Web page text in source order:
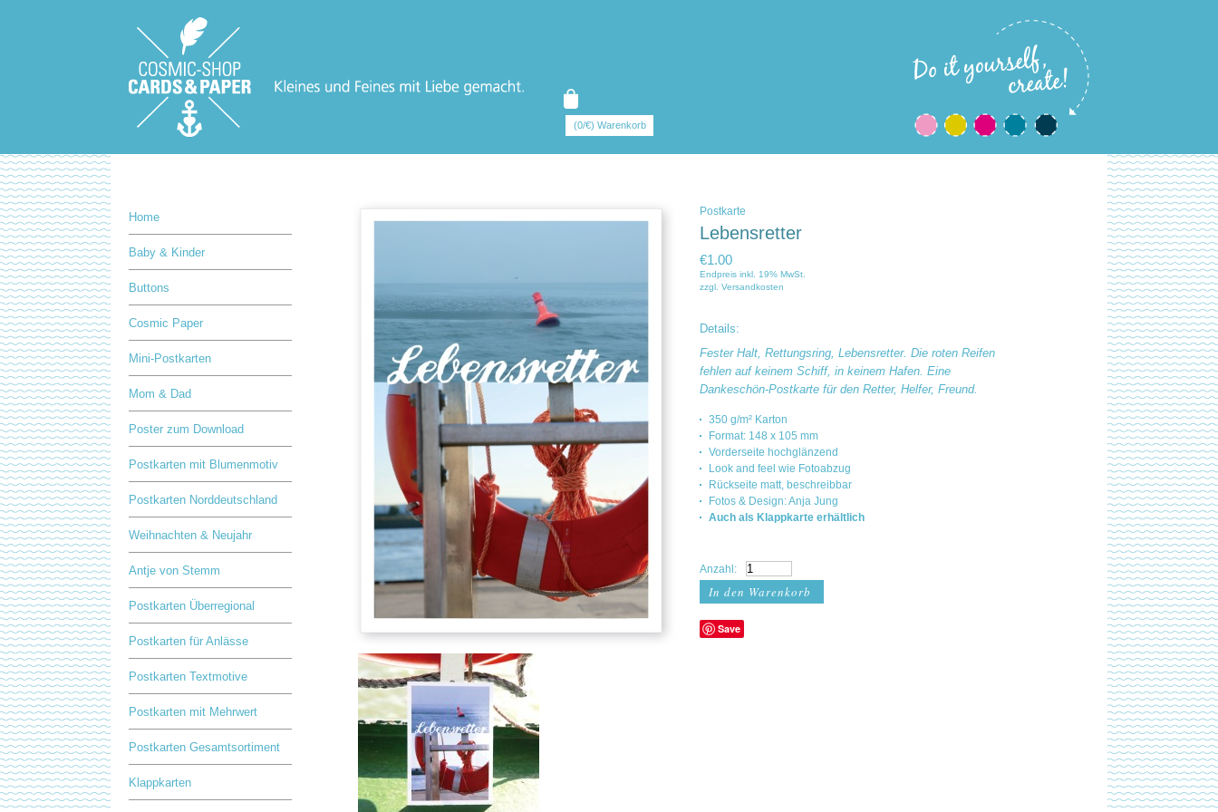
(0/€) Warenkorb
Home
Baby & Kinder
Buttons
Cosmic Paper
Mini-Postkarten
Mom & Dad
Poster zum Download
Postkarten mit Blumenmotiv
Postkarten Norddeutschland
Weihnachten & Neujahr
Antje von Stemm
Postkarten Überregional
Postkarten für Anlässe
Postkarten Textmotive
Postkarten mit Mehrwert
Postkarten Gesamtsortiment
Klappkarten
Postkarte
Lebensretter
€1.00
Endpreis inkl. 19% MwSt.
zzgl. Versandkosten
Details:
Fester Halt, Rettungsring, Lebensretter. Die roten Reifen
fehlen auf keinem Schiff, in keinem Hafen. Eine
Dankeschön-Postkarte für den Retter, Helfer, Freund.
350 g/m² Karton
Format: 148 x 105 mm
Vorderseite hochglänzend
Look and feel wie Fotoabzug
Rückseite matt, beschreibbar
Fotos & Design: Anja Jung
Auch als Klappkarte erhältlich
Anzahl:
Save